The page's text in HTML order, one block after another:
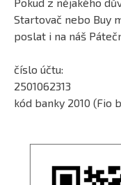
Startovač nebo Buy
poslat i na náš
číslo účtu:
2501062313
kód banky 2010 (Fio